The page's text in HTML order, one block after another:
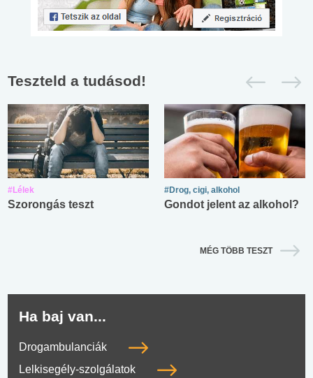
Teszteld a tudásod!
#Lélek
Szorongás teszt
#Drog, cigi, alkohol
Gondot jelent az alkohol?
MÉG TÖBB TESZT
Ha baj van...
Drogambulanciák
Lelkisegély-szolgálatok